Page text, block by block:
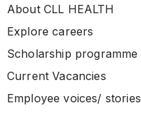
About CLL HEALTH
Explore careers
Scholarship programme
Current Vacancies
Employee voices/ stories